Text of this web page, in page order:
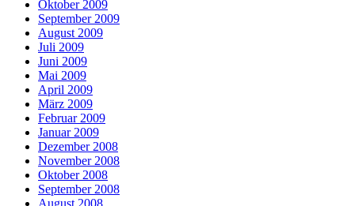
Oktober 2009
September 2009
August 2009
Juli 2009
Juni 2009
Mai 2009
April 2009
März 2009
Februar 2009
Januar 2009
Dezember 2008
November 2008
Oktober 2008
September 2008
August 2008